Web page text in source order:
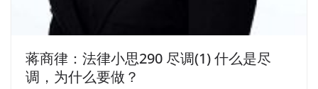
蒋商律：法律小思290 尽调(1) 什么是尽
调，为什么要做？